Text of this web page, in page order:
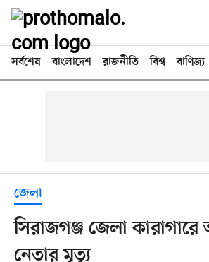
সর্বশেষ বাংলাদেশ রাজনীতি বিশ্ব বাণিজ্য
জেলা
সিরাজগঞ্জ জেলা
নেতার মৃত্যু